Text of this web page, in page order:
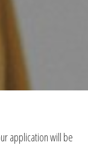
application will be